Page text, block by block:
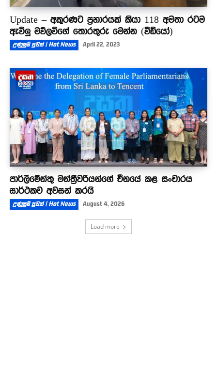
Update – අකුරණට ප්‍රහාරයක් කියා 118 අමතා රටම
ඇවිලූ මව්ලවිගේ තොරතුරු මෙන්න (වීඩියෝ)
උණුසුම් පුවත් | Hot News April 22, 2023
පාර්ලිමේන්තු මන්ත්‍රීවරියන්ගේ චීනයේ කළ සංචාරය
සාර්ථකව අවසන් කරයි
උණුසුම් පුවත් | Hot News August 4, 2026
Load more